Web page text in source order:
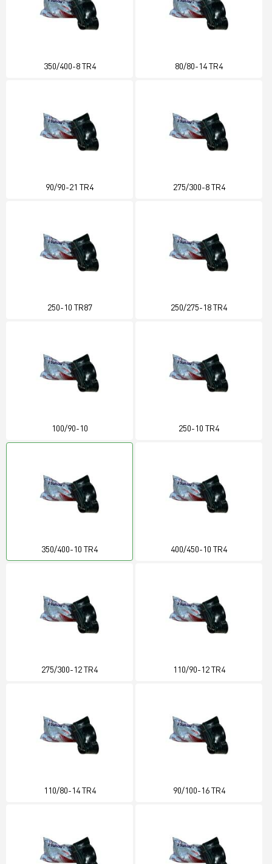
350/400-8 TR4 80/80-14 TR4
90/90-21 TR4 275/300-8 TR4
250-10 TR87 250/275-18 TR4
100/90-10 250-10 TR4
350/400-10 TR4 400/450-10 TR4
275/300-12 TR4 110/90-12 TR4
110/80-14 TR4 90/100-16 TR4